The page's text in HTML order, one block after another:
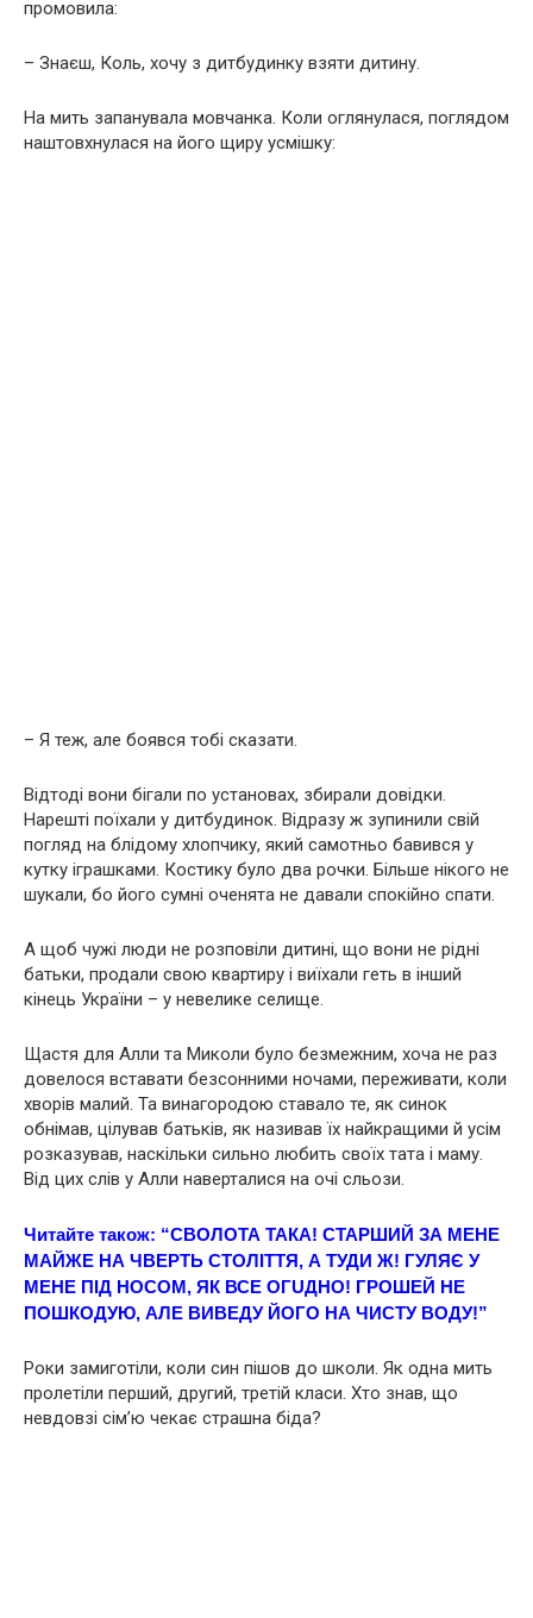
промовила:
– Знаєш, Коль, хочу з дитбудинку взяти дитину.
На мить запанувала мовчанка. Коли оглянулася, поглядом
наштовхнулася на його щиру усмішку:
– Я теж, але боявся тобі сказати.
Відтоді вони бігали по установах, збирали довідки.
Нарешті поїхали у дитбудинок. Відразу ж зупинили свій
погляд на блідому хлопчику, який самотньо бавився у
кутку іграшками. Костику було два рочки. Більше нікого не
шукали, бо його сумні оченята не давали спокійно спати.
А щоб чужі люди не розповіли дитині, що вони не рідні
батьки, продали свою квартиру і виїхали геть в інший
кінець України – у невелике селище.
Щастя для Алли та Миколи було безмежним, хоча не раз
довелося вставати безсонними ночами, переживати, коли
хворів малий. Та винагородою ставало те, як синок
обнімав, цілував батьків, як називав їх найкращими й усім
розказував, наскільки сильно любить своїх тата і маму.
Від цих слів у Алли наверталися на очі сльози.
Читайте також: “СВOЛОТА ТАКА! СТАPШИЙ ЗА МЕНЕ
МАЙЖЕ НА ЧВЕРТЬ СТОЛІТТЯ, А ТУДИ Ж! ГУЛЯЄ У
МЕНЕ ПІД НОСОМ, ЯК ВСЕ ОГUДНО! ГРОШЕЙ НЕ
ПОШКОДУЮ, АЛЕ ВИВЕДУ ЙОГО НА ЧИСТУ ВОДУ!”
Роки замиготіли, коли син пішов до школи. Як одна мить
пролетіли перший, другий, третій класи. Хто знав, що
невдовзі сім’ю чекає страшна бiда?